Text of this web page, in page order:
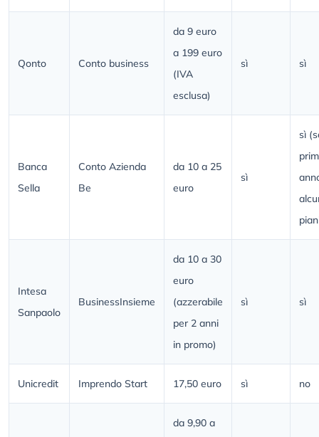
Qonto Conto business
da 9 euro
a 199 euro
(IVA
esclusa)
sì sì
Banca
Sella
Conto Azienda
Be
da 10 a 25
euro
sì
sì
Intesa
Sanpaolo
BusinessInsieme
da 10 a 30
euro
(azzerabile
per 2 anni
in promo)
sì sì
Unicredit Imprendo Start 17,50 euro sì no
da 9,90 a